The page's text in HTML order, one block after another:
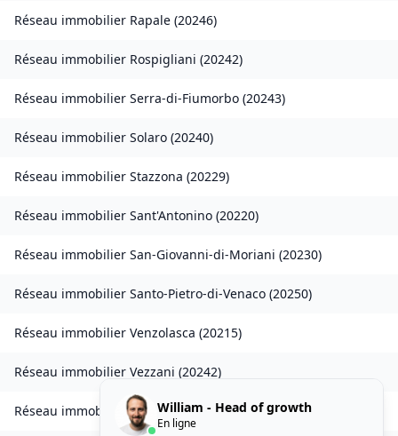
Réseau immobilier Rapale (20246)
Réseau immobilier Rospigliani (20242)
Réseau immobilier Serra-di-Fiumorbo (20243)
Réseau immobilier Solaro (20240)
Réseau immobilier Stazzona (20229)
Réseau immobilier Sant'Antonino (20220)
Réseau immobilier San-Giovanni-di-Moriani (20230)
Réseau immobilier Santo-Pietro-di-Venaco (20250)
Réseau immobilier Venzolasca (20215)
Réseau immobilier Vezzani (20242)
Réseau immobilierZilia (20214)
William - Head of growth
En ligne